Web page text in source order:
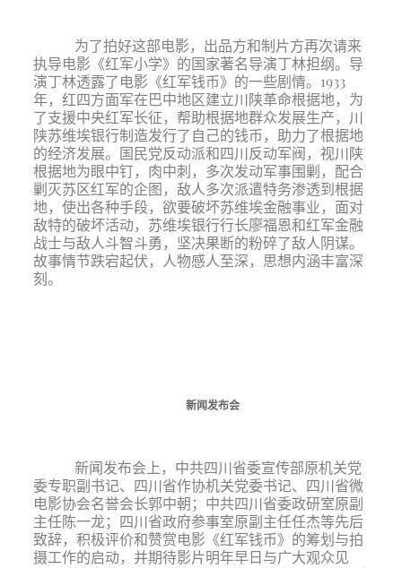
为了拍好这部电影，出品方和制片方再次请来
执导电影《红军小学》的国家著名导演丁林担纲。导
演丁林透露了电影《红军钱币》的一些剧情。1933
年，红四方面军在巴中地区建立川陕革命根据地，为
了支援中央红军长征，帮助根据地群众发展生产，川
陕苏维埃银行制造发行了自己的钱币，助力了根据地
的经济发展。国民党反动派和四川反动军阀，视川陕
根据地为眼中钉，肉中刺，多次发动军事围剿，配合
剿灭苏区红军的企图，敌人多次派遣特务渗透到根据
地，使出各种手段，欲要破坏苏维埃金融事业，面对
敌特的破坏活动，苏维埃银行行长廖福恩和红军金融
战士与敌人斗智斗勇，坚决果断的粉碎了敌人阴谋。
故事情节跌宕起伏，人物感人至深，思想内涵丰富深
刻。
新闻发布会
新闻发布会上，中共四川省委宣传部原机关党
委专职副书记、四川省作协机关党委书记、四川省微
电影协会名誉会长郭中朝；中共四川省委政研室原副
主任陈一龙；四川省政府参事室原副主任任杰等先后
致辞，积极评价和赞赏电影《红军钱币》的筹划与拍
摄工作的启动，并期待影片明年早日与广大观众见